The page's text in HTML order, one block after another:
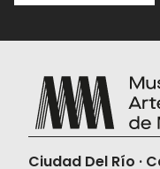
Ciudad Del Río ·